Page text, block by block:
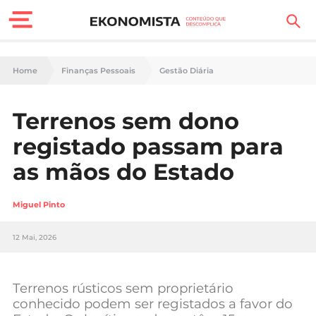
Finanças Pessoais
Carreira
Casa
Lifestyle
Sociedade
Negócios
Home Finanças Pessoais Gestão Diária
Terrenos sem dono
registado passam para
as mãos do Estado
Miguel Pinto
12 Mai, 2026
Terrenos rústicos sem proprietário
conhecido podem ser registados a favor do